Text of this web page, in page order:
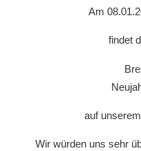
Am
findet
auf
Wir würden uns sehr